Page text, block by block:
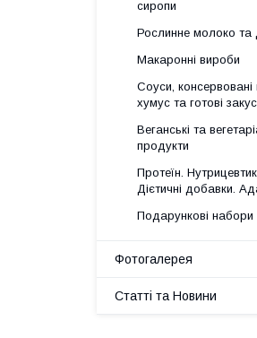
сиропи
Рослинне молоко та
Макаронні вироби
Соуси, консервовані
хумус та готові
Веганські та
продукти
Протеїн.
Дієтичні добавки.
Подарункові набори
Фотогалерея
Статті та Новини